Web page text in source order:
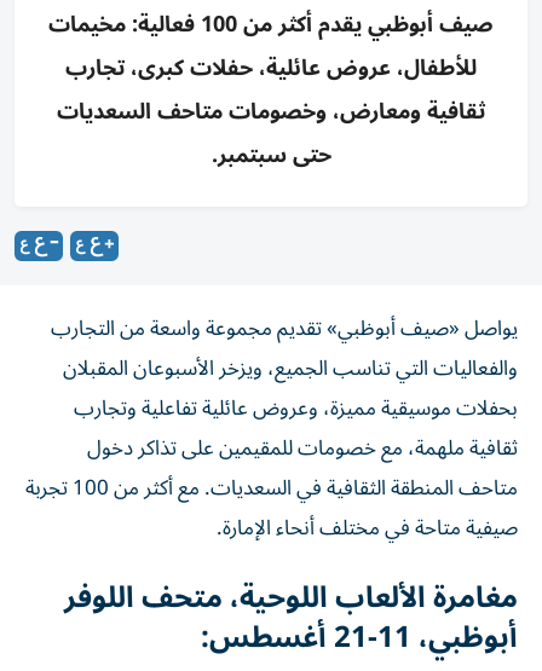
صيف أبوظبي يقدم أكثر من 100 فعالية: مخيمات
للأطفال، عروض عائلية، حفلات كبرى، تجارب
ثقافية ومعارض، وخصومات متاحف السعديات
حتى سبتمبر.
يواصل «صيف أبوظبي» تقديم مجموعة واسعة من التجارب
والفعاليات التي تناسب الجميع، ويزخر الأسبوعان المقبلان
بحفلات موسيقية مميزة، وعروض عائلية تفاعلية وتجارب
ثقافية ملهمة، مع خصومات للمقيمين على تذاكر دخول
متاحف المنطقة الثقافية في السعديات. مع أكثر من 100 تجربة
صيفية متاحة في مختلف أنحاء الإمارة.
مغامرة الألعاب اللوحية، متحف اللوفر
أبوظبي، 11-21 أغسطس: